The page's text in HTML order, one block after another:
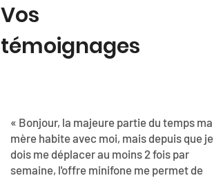
Vos
témoignages
« Bonjour, la majeure partie du temps ma
mère habite avec moi, mais depuis que je
dois me déplacer au moins 2 fois par
semaine, l'offre minifone me permet de